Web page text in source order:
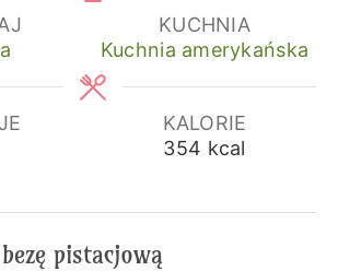
KUCHNIA
Kuchnia amerykańska
KALORIE
354 kcal
pistacjową